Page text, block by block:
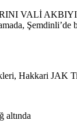
VALİ
Hakkari JAK
altında